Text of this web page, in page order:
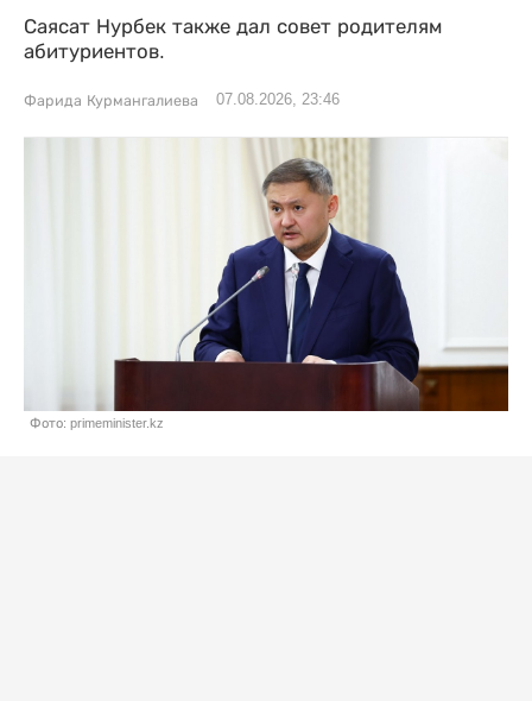
Саясат Нурбек также дал совет родителям
абитуриентов.
Фарида Курмангалиева 07.08.2026, 23:46
Фото: primeminister.kz